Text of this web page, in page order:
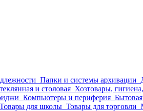
Папки и системы архивации
и столовая Хозтовары,
Компьютеры и периферия
Товары для школы Товары для торговли